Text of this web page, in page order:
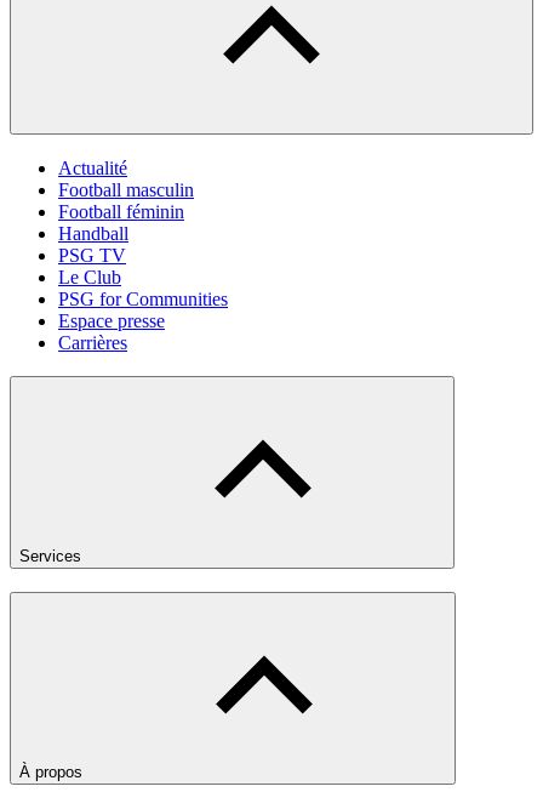
Actualité
Football masculin
Football féminin
Handball
PSG TV
Le Club
PSG for Communities
Espace presse
Carrières
Services
À propos